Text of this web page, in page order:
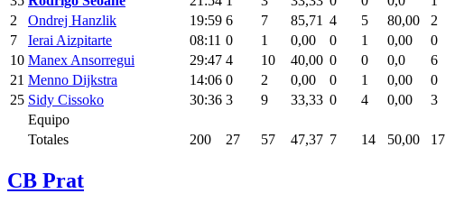
2
Ondrej Hanzlik 19:59 6 7 85,71 4 5 80,00 2
7
Ierai Aizpitarte 08:11 0 1 0,00 0 1 0,00 0
10 Manex Ansorregui 29:47 4 10 40,00 0 0 0,0 6
21 Menno Dijkstra 14:06 0 2 0,00 0 1 0,00 0
25 Sidy Cissoko 30:36 3 9 33,33 0 4 0,00 3
Equipo
Totales
200 27 57 47,37 7 14 50,00 17
CB Prat